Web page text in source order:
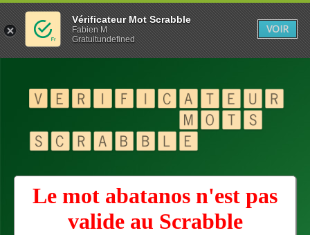
Le mot abatanos n'est pas
valide au Scrabble
Vérificateur Mot Scrabble
Fabien M
Gratuitundefined
VOIR